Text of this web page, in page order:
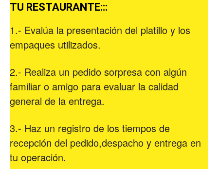
TU RESTAURANTE:::
1.- Evalúa la presentación del platillo y los
empaques utilizados.
2.- Realiza un pedido sorpresa con algún
familiar o amigo para evaluar la calidad
general de la entrega.
3.- Haz un registro de los tiempos de
recepción del pedido,despacho y entrega en
tu operación.